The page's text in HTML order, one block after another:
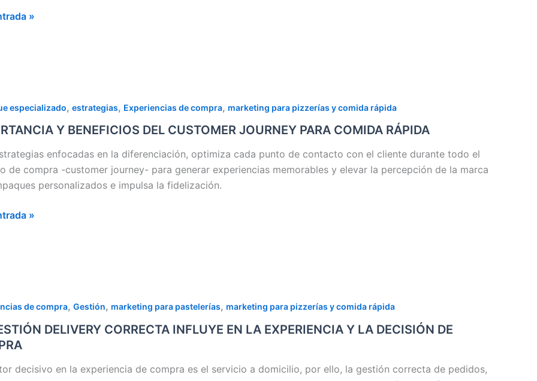
»
especializado, estrategias, Experiencias de compra, marketing para pizzerías y comida rápida
Y BENEFICIOS DEL CUSTOMER JOURNEY PARA COMIDA RÁPIDA
enfocadas en la diferenciación, optimiza cada punto de contacto con el cliente durante todo el
de compra -customer journey- para generar experiencias memorables y elevar la percepción de la marca
personalizados e impulsa la fidelización.
»
de compra, Gestión, marketing para pastelerías, marketing para pizzerías y comida rápida
DELIVERY CORRECTA INFLUYE EN LA EXPERIENCIA Y LA DECISIÓN DE
decisivo en la experiencia de compra es el servicio a domicilio, por ello, la gestión correcta de pedidos,